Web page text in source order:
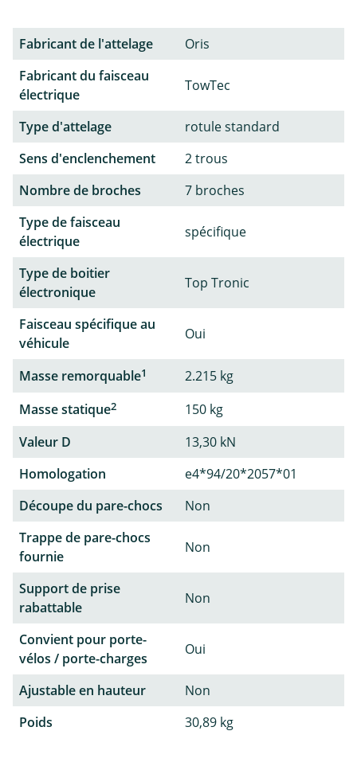
Fabricant de l'attelage
Oris
Fabricant du faisceau
électrique
TowTec
Type d'attelage
rotule standard
Sens d'enclenchement
2 trous
Nombre de broches
7 broches
Type de faisceau
électrique
spécifique
Type de boitier
électronique
Top Tronic
Faisceau spécifique au
véhicule
Oui
Masse remorquable1
2.215 kg
Masse statique2
150 kg
Valeur D
13,30 kN
Homologation
e4*94/20*2057*01
Découpe du pare-chocs
Non
Trappe de pare-chocs
fournie
Non
Support de prise
rabattable
Non
Convient pour porte-
vélos / porte-charges
Oui
Ajustable en hauteur
Non
Poids
30,89 kg